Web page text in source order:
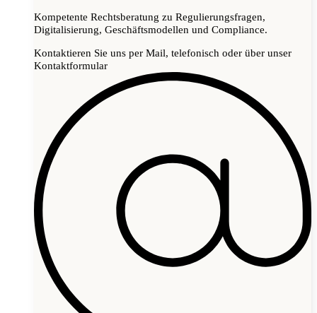
Kompetente Rechtsberatung zu Regulierungsfragen,
Digitalisierung, Geschäftsmodellen und Compliance.
Kontaktieren Sie uns per Mail, telefonisch oder über unser
Kontaktformular